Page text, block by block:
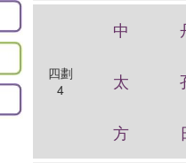
四劃
4
中
太
方